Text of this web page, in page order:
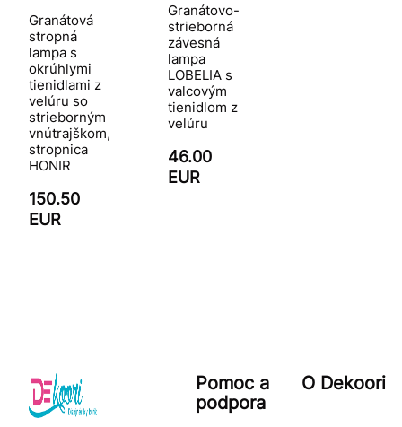
Granátová
stropná
lampa s
okrúhlymi
tienidlami z
velúru so
strieborným
vnútrajškom,
stropnica
HONIR
150.50
EUR
Granátovo-
strieborná
závesná
lampa
LOBELIA s
valcovým
tienidlom z
velúru
46.00
EUR
Pomoc a
podpora
O Dekoori